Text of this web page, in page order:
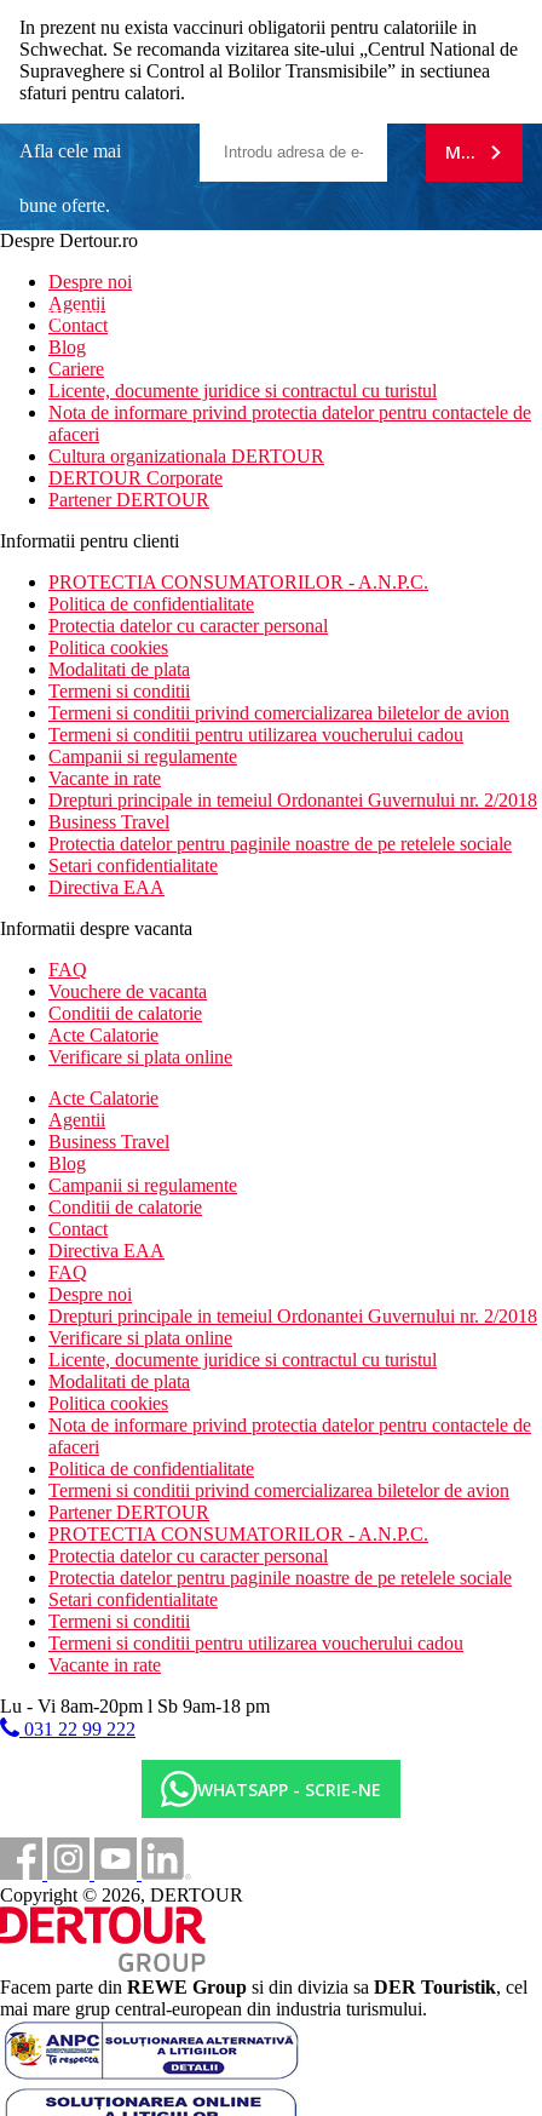
In prezent nu exista vaccinuri obligatorii pentru calatoriile in
Schwechat. Se recomanda vizitarea site-ului „Centrul National de
Supraveghere si Control al Bolilor Transmisibile” in sectiunea
sfaturi pentru calatori.
Afla cele mai
bune oferte.
newsletter!
MA
Despre Dertour.ro
Despre noi
Agentii
Contact
Blog
Cariere
Licente, documente juridice si contractul cu turistul
Nota de informare privind protectia datelor pentru contactele de
afaceri
Cultura organizationala DERTOUR
DERTOUR Corporate
Partener DERTOUR
Informatii pentru clienti
PROTECTIA CONSUMATORILOR - A.N.P.C.
Politica de confidentialitate
Protectia datelor cu caracter personal
Politica cookies
Modalitati de plata
Termeni si conditii
Termeni si conditii privind comercializarea biletelor de avion
Termeni si conditii pentru utilizarea voucherului cadou
Campanii si regulamente
Vacante in rate
Drepturi principale in temeiul Ordonantei Guvernului nr. 2/2018
Business Travel
Protectia datelor pentru paginile noastre de pe retelele sociale
Setari confidentialitate
Directiva EAA
Informatii despre vacanta
FAQ
Vouchere de vacanta
Conditii de calatorie
Acte Calatorie
Verificare si plata online
Acte Calatorie
Agentii
Business Travel
Blog
Campanii si regulamente
Conditii de calatorie
Contact
Directiva EAA
FAQ
Despre noi
Drepturi principale in temeiul Ordonantei Guvernului nr. 2/2018
Verificare si plata online
Licente, documente juridice si contractul cu turistul
Modalitati de plata
Politica cookies
Nota de informare privind protectia datelor pentru contactele de
afaceri
Politica de confidentialitate
Termeni si conditii privind comercializarea biletelor de avion
Partener DERTOUR
PROTECTIA CONSUMATORILOR - A.N.P.C.
Protectia datelor cu caracter personal
Protectia datelor pentru paginile noastre de pe retelele sociale
Setari confidentialitate
Termeni si conditii
Termeni si conditii pentru utilizarea voucherului cadou
Vacante in rate
Lu - Vi 8am-20pm l Sb 9am-18 pm
031 22 99 222
WHATSAPP - SCRIE-NE
Copyright © 2026, DERTOUR
Facem parte din REWE Group si din divizia sa DER Touristik, cel
mai mare grup central-european din industria turismului.